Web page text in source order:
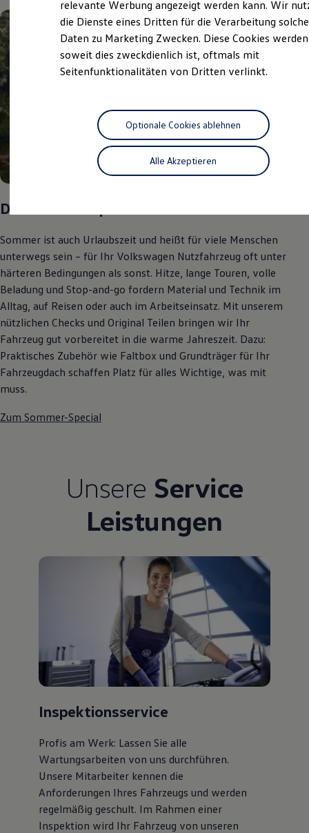
myVolkswagen Business
Elektrisch & Autonom
Elektro - & Hybridfahrzeuge
Klimafreundlicher Strom
Ladezeitensimulator
Ladelösungen für Privatkunden
Ladelösungen für Gewerbekunden
Wallbox und Ladekabel
Bidirektionales Laden
Förderung & Kosten der Elektrofahrzeuge
Kostensimulator
Mehr zum ID. Buzz
Online Beratung
California Welt
California Club
California Magazin & Ratgeber
Vanlife
Ratgeber
Routen & Reisen
California Reisen & Erlebnisse
California App
California Lifestyle & Zubehör
Übernachten im California
Karriere
Karriere im Unternehmen
Natur
Events
Rückblick VW Bus Festival 2023
75 Jahre Bulli Jubiläum
Bulli Magazin
Uptime
Das Sommer-Special
Sommer ist auch Urlaubszeit und heißt für viele Menschen
unterwegs sein – für Ihr Volkswagen Nutzfahrzeug oft unter
härteren Bedingungen als sonst. Hitze, lange Touren, volle
Beladung und Stop-and-go fordern Material und Technik im
Alltag, auf Reisen oder auch im Arbeitseinsatz. Mit unserem
nützlichen Checks und Original Teilen bringen wir Ihr
Fahrzeug gut vorbereitet in die warme Jahreszeit. Dazu:
Praktisches Zubehör wie Faltbox und Grundträger für Ihr
Fahrzeugdach schaffen Platz für alles Wichtige, was mit
muss.
Zum Sommer-Special
Unsere Service
Leistungen
Inspektionsservice
Profis am Werk: Lassen Sie alle
Wartungsarbeiten von uns durchführen.
Unsere Mitarbeiter kennen die
Anforderungen Ihres Fahrzeugs und werden
regelmäßig geschult. Im Rahmen einer
Inspektion wird Ihr Fahrzeug von unseren
relevante Werbung angezeigt werden kann. Wir
die Dienste eines Dritten für die Verarbeitung
Daten zu Marketing Zwecken. Diese Cookies
soweit dies zweckdienlich ist, oftmals mit
Seitenfunktionalitäten von Dritten verlinkt.
Alle Akzeptieren
Optionale Cookies ablehnen